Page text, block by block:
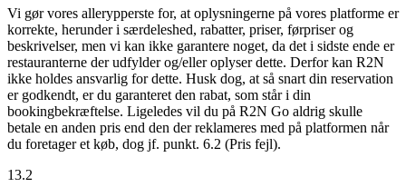
Vi gør vores allerypperste for, at oplysningerne på vores platforme er
korrekte, herunder i særdeleshed, rabatter, priser, førpriser og
beskrivelser, men vi kan ikke garantere noget, da det i sidste ende er
restauranterne der udfylder og/eller oplyser dette. Derfor kan R2N
ikke holdes ansvarlig for dette. Husk dog, at så snart din reservation
er godkendt, er du garanteret den rabat, som står i din
bookingbekræftelse. Ligeledes vil du på R2N Go aldrig skulle
betale en anden pris end den der reklameres med på platformen når
du foretager et køb, dog jf. punkt. 6.2 (Pris fejl).
13.2